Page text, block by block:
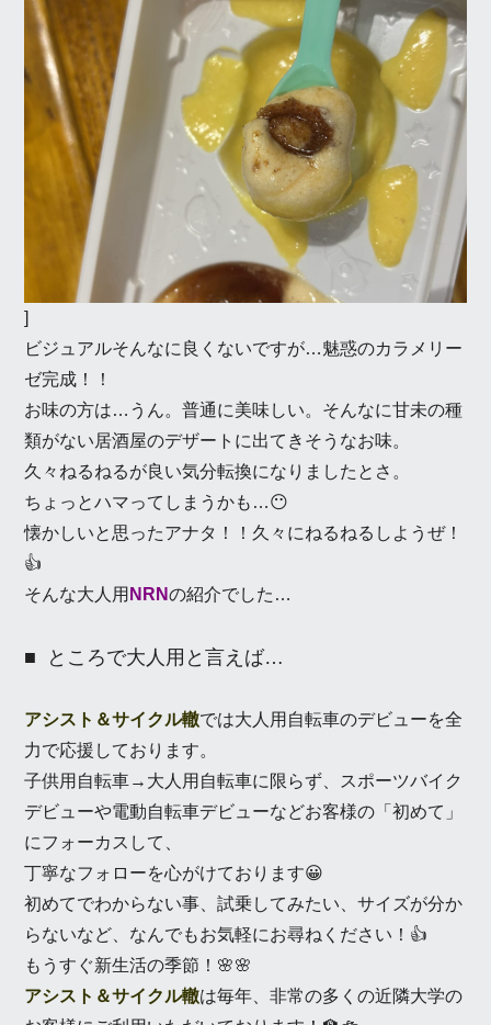
]
ビジュアルそんなに良くないですが…魅惑のカラメリー
ゼ完成！！
お味の方は…うん。普通に美味しい。そんなに甘未の種
類がない居酒屋のデザートに出てきそうなお味。
久々ねるねるが良い気分転換になりましたとさ。
ちょっとハマってしまうかも…😶
懐かしいと思ったアナタ！！久々にねるねるしようぜ！
👍
そんな大人用 NRNの紹介でした…
ところで大人用と言えば…
アシスト＆サイクル轍では大人用自転車のデビューを全
力で応援しております。
子供用自転車→大人用自転車に限らず、スポーツバイク
デビューや電動自転車デビューなどお客様の「初めて」
にフォーカスして、
丁寧なフォローを心がけております😀
初めてでわからない事、試乗してみたい、サイズが分か
らないなど、なんでもお気軽にお尋ねください！👍
もうすぐ新生活の季節！🌸🌸
アシスト＆サイクル轍は毎年、非常の多くの近隣大学の